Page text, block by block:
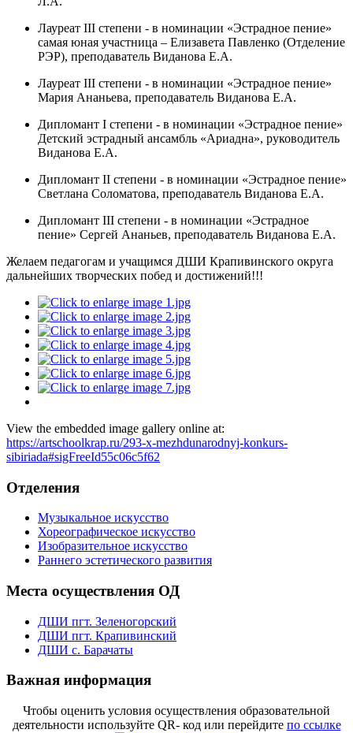
Лауреат III степени - в номинации «Эстрадное пение»
самая юная участница – Елизавета Павленко (Отделение
РЭР), преподаватель Виданова Е.А.
Лауреат III степени - в номинации «Эстрадное пение»
Мария Ананьева, преподаватель Виданова Е.А.
Дипломант I степени - в номинации «Эстрадное пение»
Детский эстрадный ансамбль «Ариадна», руководитель
Виданова Е.А.
Дипломант II степени - в номинации «Эстрадное пение»
Светлана Соломатова, преподаватель Виданова Е.А.
Дипломант III степени - в номинации «Эстрадное
пение» Сергей Ананьев, преподаватель Виданова Е.А.
Желаем педагогам и учащимся ДШИ Крапивинского округа
дальнейших творческих побед и достижений!!!
View the embedded image gallery online at:
https://artschoolkrap.ru/293-x-mezhdunarodnyj-konkurs-
sibiriada#sigFreeId55c06c5f62
Отделения
Музыкальное искусство
Хореографическое искусство
Изобразительное искусство
Раннего эстетического развития
Места осуществления ОД
ДШИ пгт. Зеленогорский
ДШИ пгт. Крапивинский
ДШИ с. Барачаты
Важная информация
Чтобы оценить условия осуществления образовательной
деятельности используйте QR- код или перейдите по ссылке